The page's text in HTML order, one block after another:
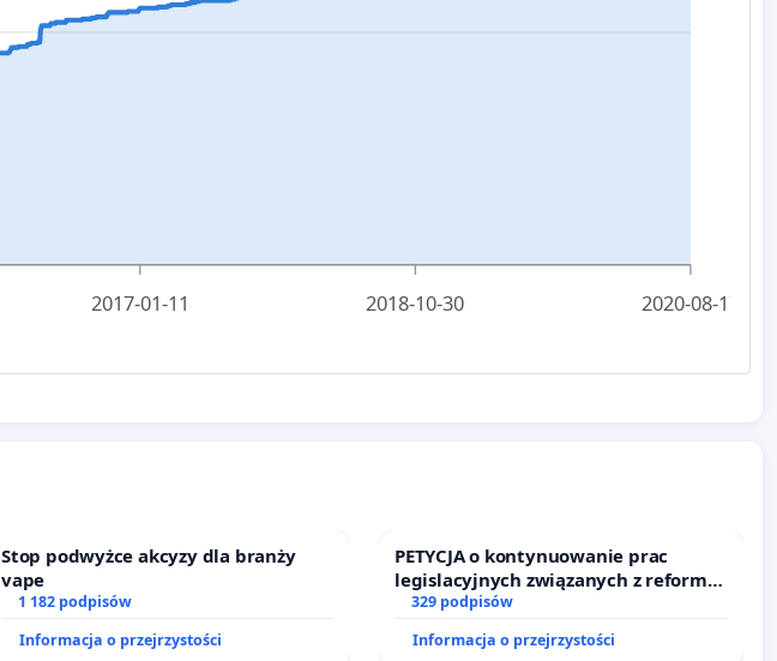
2017-01-11 2018-10-30 2020-08-17
Stop podwyżce akcyzy dla branży
vape
1 182 podpisów
Informacja o przejrzystości
PETYCJA o kontynuowanie prac
legislacyjnych związanych z reformą
prawa rodzinnego
329 podpisów
Informacja o przejrzystości